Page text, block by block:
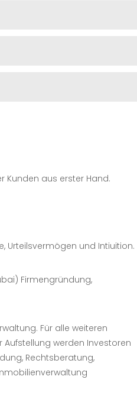
des Risikoprofils des
auf
ihres Portfolios
gezielt in den
Dies umfasst
die Rendite zu
vorstellen. Unser
Kunden aus erster Hand.
Urteilsvermögen und Intiuition.
Firmengründung,
Für alle weiteren
werden Investoren
Rechtsberatung,